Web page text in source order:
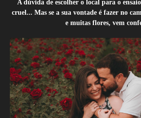
A dúvida de escolher o local para o
cruel... Mas se a sua vontade é fazer no
e muitas flores, vem